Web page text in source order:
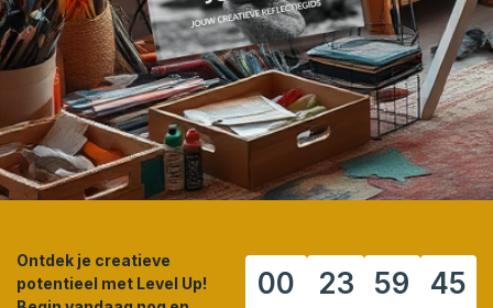
Ontdek je creatieve
potentieel met Level Up!
00 23 59 44